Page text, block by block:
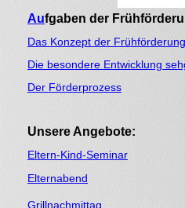
Aufgaben der
Das Konzept der
Die besondere Entwicklung
Der Förderprozess
Unsere Angebote:
Eltern-Kind-Seminar
Elternabend
Grillnachmittag